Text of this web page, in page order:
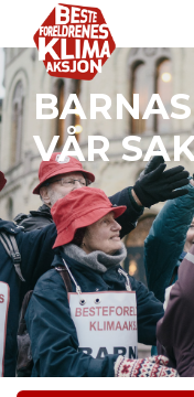
VÅR